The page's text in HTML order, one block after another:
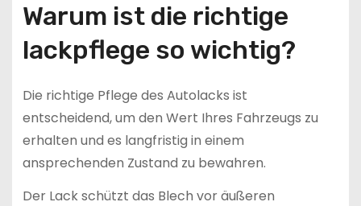
Warum ist die richtige
lackpflege so wichtig?
Die richtige Pflege des Autolacks ist
entscheidend, um den Wert Ihres Fahrzeugs zu
erhalten und es langfristig in einem
ansprechenden Zustand zu bewahren.
Der Lack schützt das Blech vor äußeren